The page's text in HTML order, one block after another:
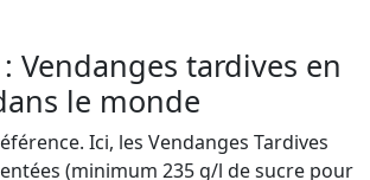
Vendanges tardives en
le monde
Ici, les Vendanges Tardives
(minimum 235 g/l de sucre pour